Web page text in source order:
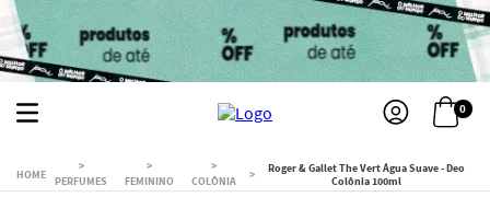
0
PERFUMES FEMININO COLÔNIA
Roger & Gallet The Vert Água Suave - Deo
Colônia 100ml